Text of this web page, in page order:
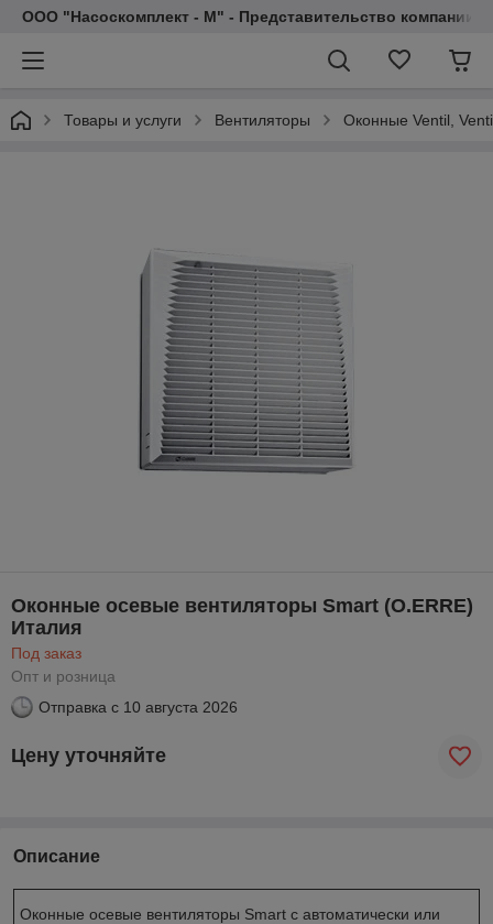
ООО "Насоскомплект - М" - Представительство компании
Товары и услуги Вентиляторы Оконные Ventil,
Оконные осевые вентиляторы Smart (O.ERRE)
Италия
Под заказ
Опт и розница
Отправка с 10 августа 2026
Цену уточняйте
Описание
Оконные осевые вентиляторы Smart с автоматически или